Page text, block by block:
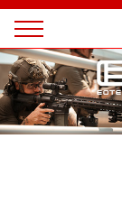
Magazine
Raids
Panneau de